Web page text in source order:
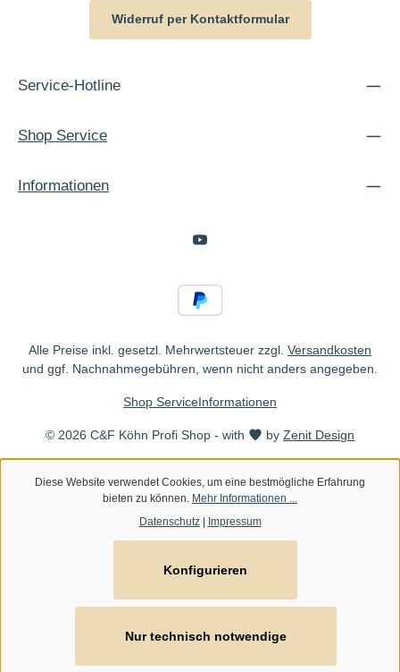
Widerruf per Kontaktformular
Service-Hotline
Shop Service
Informationen
Alle Preise inkl. gesetzl. Mehrwertsteuer zzgl. Versandkosten
und ggf. Nachnahmegebühren, wenn nicht anders angegeben.
© 2026 C&F Köhn Profi Shop - with byZenit Design
Shop ServiceInformationen
Diese Website verwendet Cookies, um eine bestmögliche Erfahrung
bieten zu können. Mehr Informationen ...
Datenschutz| Impressum
Nur technisch notwendige
Konfigurieren